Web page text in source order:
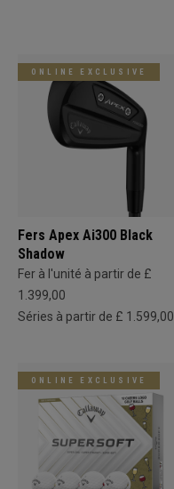
ONLINE EXCLUSIVE
Fers Apex Ai300 Black
Shadow
Fer à l'unité à partir de £
1.399,00
Séries à partir de £ 1.599,00
ONLINE EXCLUSIVE